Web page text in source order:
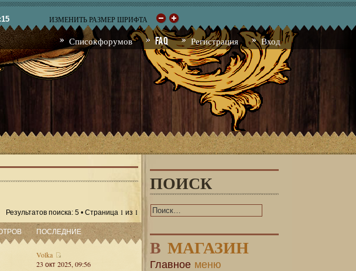
ИЗМЕНИТЬ РАЗМЕР ШРИФТА
Список форумов FAQ Регистрация Вход
Результатов поиска: 5 • Страница 1 из 1
ПОСЛЕДНИЕ
Volka
23 окт 2025, 09:56
ПОИСК
В МАГАЗИН
Главное меню